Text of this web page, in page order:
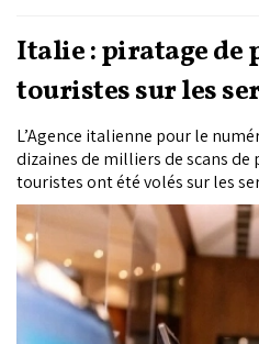
Italie : piratage de
touristes sur les
L’Agence italienne pour le
dizaines de milliers de scans de
touristes ont été volés sur les
en vente sur le dark web.